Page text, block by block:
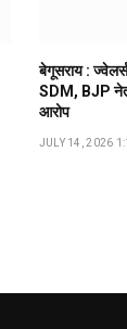
बेगूसराय :
SDM, BJP
आरोप
JULY 14, 2026